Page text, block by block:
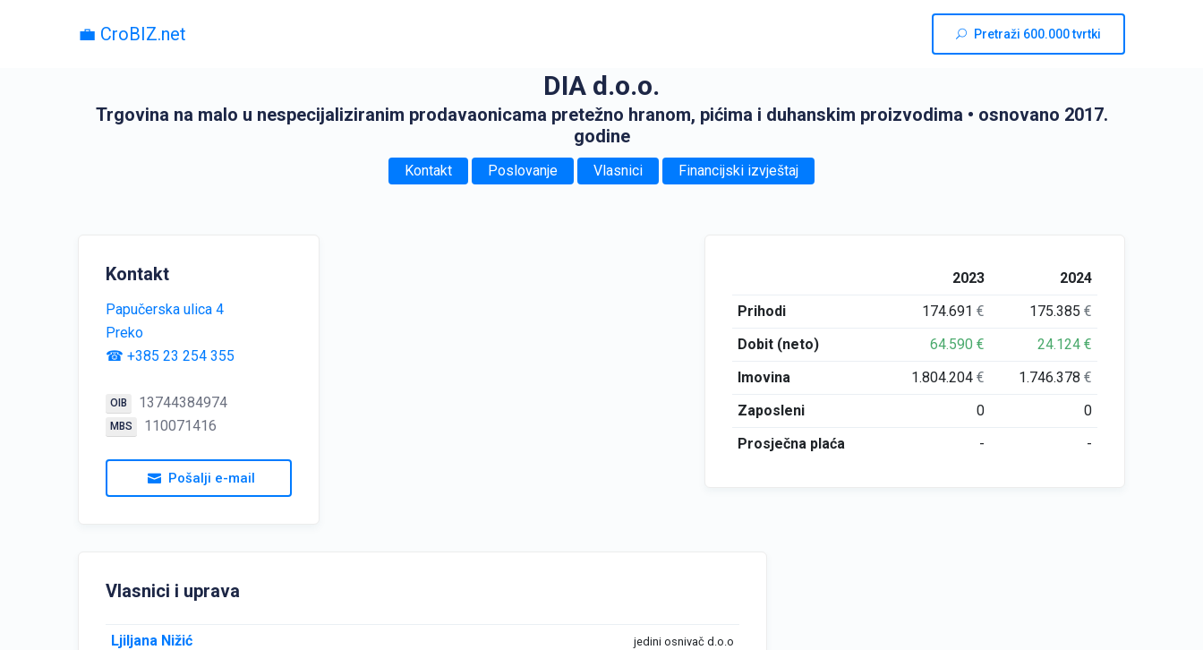
💼 CroBIZ.net Pretraži 600.000 tvrtki
DIA d.o.o.
Trgovina na malo u nespecijaliziranim prodavaonicama pretežno hranom, pićima i duhanskim proizvodima • osnovano 2017.
godine
Kontakt Poslovanje Vlasnici Financijski izvještaj
Kontakt
Papučerska ulica 4
Preko
☎ +385 23 254 355
OIB 13744384974
MBS 110071416
Pošalji e-mail
2023
2024
Prihodi
174.691€ 175.385€
Dobit (neto)
64.590€ 24.124€
Imovina
1.804.204€ 1.746.378€
Zaposleni
0
0
Prosječna plaća
- -
Vlasnici i uprava
Ljiljana Nižić jedini osnivač d.o.o